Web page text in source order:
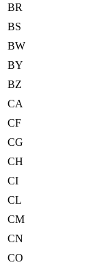
BR
BS
BW
BY
BZ
CA
CF
CG
CH
CI
CL
CM
CN
CO